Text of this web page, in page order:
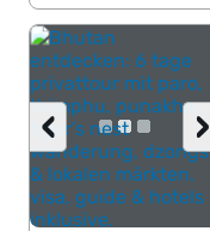
›
‹